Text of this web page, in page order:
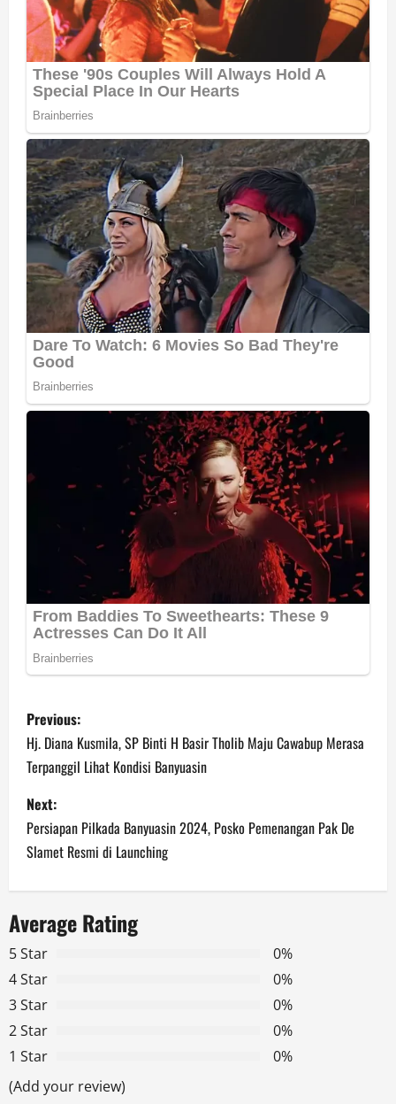
P
o
s
t
n
a
v
i
g
a
t
Previous:
Hj. Diana Kusmila, SP Binti H Basir Tholib Maju Cawabup Merasa
Terpanggil Lihat Kondisi Banyuasin
Next:
Persiapan Pilkada Banyuasin 2024, Posko Pemenangan Pak De
Slamet Resmi di Launching
Average Rating
5 Star
0%
4 Star
0%
3 Star
0%
2 Star
0%
1 Star
0%
(Add your review)